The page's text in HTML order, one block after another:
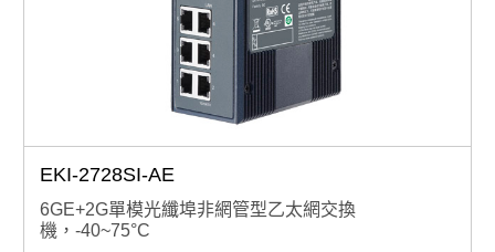
EKI-2728SI-AE
6GE+2G單模光纖埠非網管型乙太網交換
機，-40~75°C